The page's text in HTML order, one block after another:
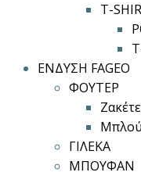
T-
ΕΝΔΥΣΗ FAGEO
ΦΟΥΤΕΡ
ΓΙΛΕΚΑ
ΜΠΟΥΦΑΝ